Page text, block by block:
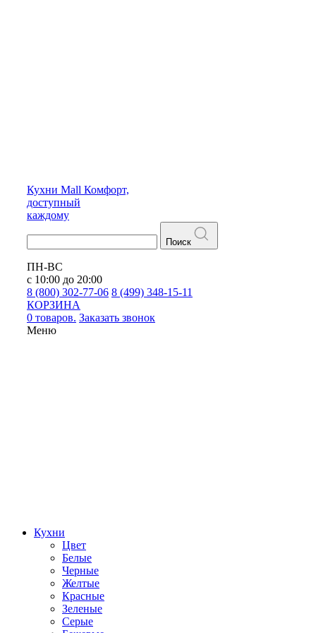
Кухни Mall Комфорт,
доступный
каждому
Поиск
ПН-ВС
с 10:00 до 20:00
8 (800) 302-77-06 8 (499) 348-15-11
КОРЗИНА
0 товаров. Заказать звонок
Меню
Кухни
Цвет
Белые
Черные
Желтые
Красные
Зеленые
Серые